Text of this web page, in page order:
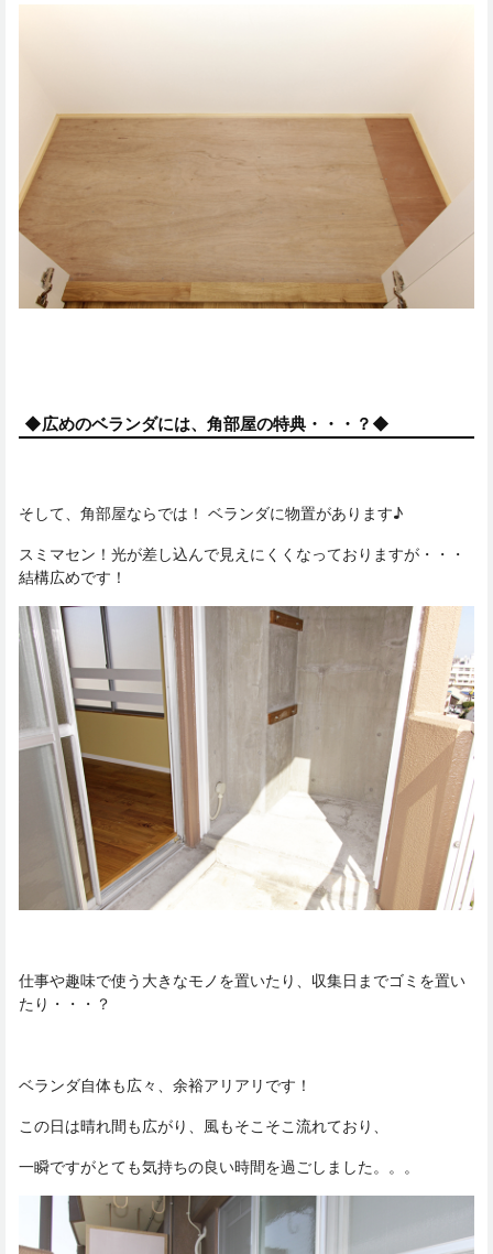
◆広めのベランダには、角部屋の特典・・・？◆
そして、角部屋ならでは！ ベランダに物置があります♪
スミマセン！光が差し込んで見えにくくなっておりますが・・・
結構広めです！
仕事や趣味で使う大きなモノを置いたり、収集日までゴミを置い
たり・・・？
ベランダ自体も広々、余裕アリアリです！
この日は晴れ間も広がり、風もそこそこ流れており、
一瞬ですがとても気持ちの良い時間を過ごしました。。。